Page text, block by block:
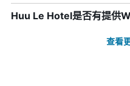
Huu Le Hotel是否有提供
查看